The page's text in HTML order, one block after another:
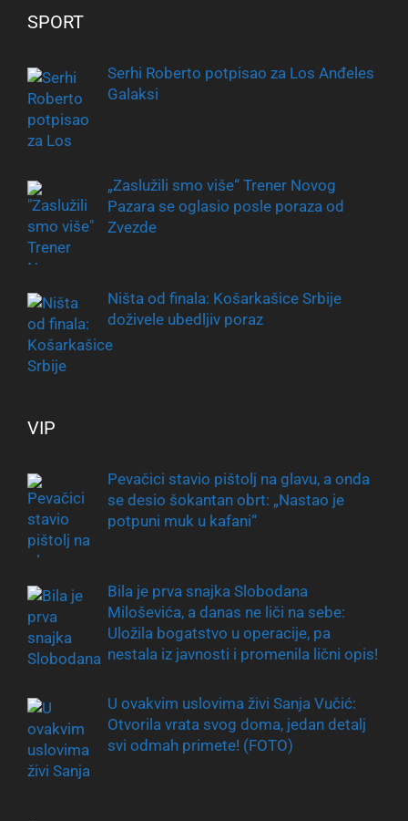
SPORT
Serhi Roberto potpisao za Los Anđeles
Galaksi
„Zaslužili smo više“ Trener Novog
Pazara se oglasio posle poraza od
Zvezde
Ništa od finala: Košarkašice Srbije
doživele ubedljiv poraz
VIP
Pevačici stavio pištolj na glavu, a onda
se desio šokantan obrt: „Nastao je
potpuni muk u kafani“
Bila je prva snajka Slobodana
Miloševića, a danas ne liči na sebe:
Uložila bogatstvo u operacije, pa
nestala iz javnosti i promenila lični opis!
U ovakvim uslovima živi Sanja Vučić:
Otvorila vrata svog doma, jedan detalj
svi odmah primete! (FOTO)